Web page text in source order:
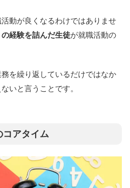
動が良くなるわけではありませ
経験を詰んだ生徒が就職活動の
を繰り返しているだけではなか
いと言うことです。
コアタイム